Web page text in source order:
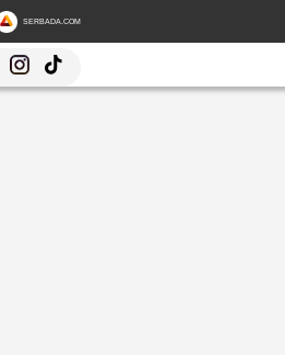
SERBADA.COM